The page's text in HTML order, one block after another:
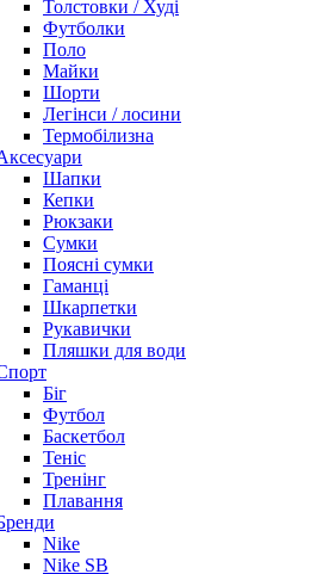
Толстовки / Худі
Футболки
Поло
Майки
Шорти
Легінси / лосини
Термобілизна
Шапки
Кепки
Рюкзаки
Сумки
Поясні сумки
Гаманці
Шкарпетки
Рукавички
Пляшки для води
Біг
Футбол
Баскетбол
Теніс
Тренінг
Плавання
Nike
Nike SB